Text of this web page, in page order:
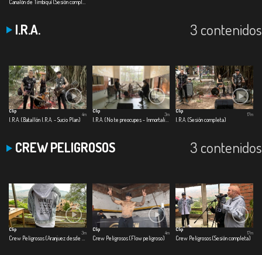
I.R.A. 3 contenidos
Clip
I.R.A. (Batallón I.R.A. - Sucio Plan)
4m
Clip
I.R.A. (No te preocupes - Inmortalizar)
3m
Clip
I.R.A. (Sesión completa)
17m
CREW PELIGROSOS 3 contenidos
Clip
3m
Clip
Crew Peligrosos (Flow peligroso)
4m
Clip
Crew Peligrosos (Sesión completa)
17m